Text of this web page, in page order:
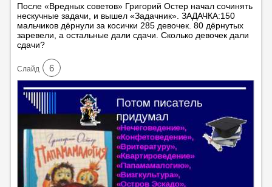
После «Вредных советов» Григорий Остер начал сочинять
нескучные задачи, и вышел «Задачник». ЗАДАЧКА:150
мальчиков дёрнули за косички 285 девочек. 80 дёрнутых
заревели, а остальные дали сдачи. Сколько девочек дали
сдачи?
Cлайд 6